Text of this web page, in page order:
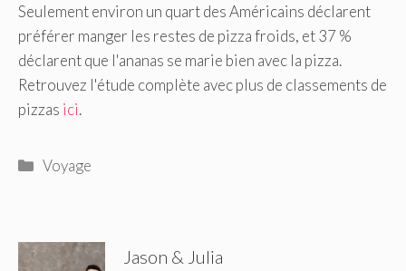
Seulement environ un quart des Américains déclarent
préférer manger les restes de pizza froids, et 37 %
déclarent que l'ananas se marie bien avec la pizza.
Retrouvez l'étude complète avec plus de classements de
pizzas ici.
Catégories
Voyage
Jason & Julia